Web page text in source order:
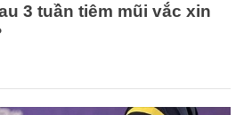
3 tuần tiêm mũi vắc xin